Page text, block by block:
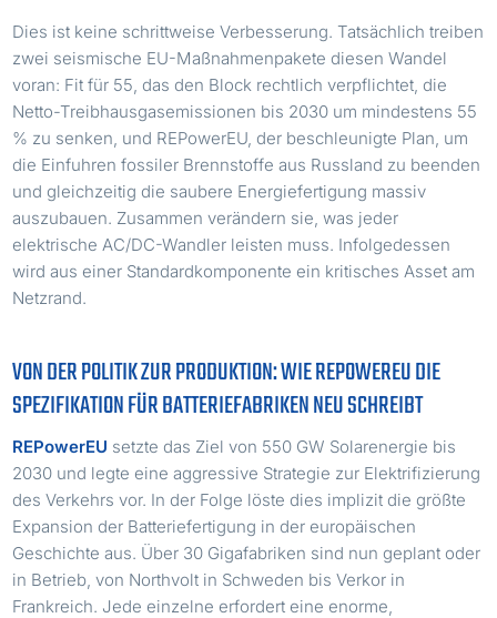
Dies ist keine schrittweise Verbesserung. Tatsächlich treiben
zwei seismische EU-Maßnahmenpakete diesen Wandel
voran: Fit für 55, das den Block rechtlich verpflichtet, die
Netto-Treibhausgasemissionen bis 2030 um mindestens 55
% zu senken, und REPowerEU, der beschleunigte Plan, um
die Einfuhren fossiler Brennstoffe aus Russland zu beenden
und gleichzeitig die saubere Energiefertigung massiv
auszubauen. Zusammen verändern sie, was jeder
elektrische AC/DC-Wandler leisten muss. Infolgedessen
wird aus einer Standardkomponente ein kritisches Asset am
Netzrand.
VON DER POLITIK ZUR PRODUKTION: WIE REPOWEREU DIE
SPEZIFIKATION FÜR BATTERIEFABRIKEN NEU SCHREIBT
REPowerEU setzte das Ziel von 550 GW Solarenergie bis
2030 und legte eine aggressive Strategie zur Elektrifizierung
des Verkehrs vor. In der Folge löste dies implizit die größte
Expansion der Batteriefertigung in der europäischen
Geschichte aus. Über 30 Gigafabriken sind nun geplant oder
in Betrieb, von Northvolt in Schweden bis Verkor in
Frankreich. Jede einzelne erfordert eine enorme,